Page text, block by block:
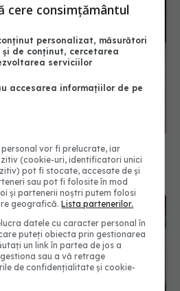
devastator! Am cinci
la oase
cere consimțământul
personalizat, măsurători
de conținut, cercetarea
serviciilor
accesarea informațiilor de pe
vor fi prelucrate, iar
(cookie-uri, identificatori unici
pot fi stocate, accesate de și
sau pot fi folosite în mod
și partenerii noștri putem folosi
geografică.Lista partenerilor.
datele cu caracter personal în
puteți obiecta prin gestionarea
un link în partea de jos a
sau a vă retrage
de confidențialitate și cookie-